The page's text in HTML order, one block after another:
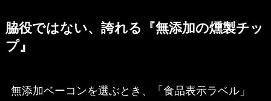
脇役ではない、誇れる『無添加の燻製チッ
プ』
無添加ベーコンを選ぶとき、「食品表示ラベル」